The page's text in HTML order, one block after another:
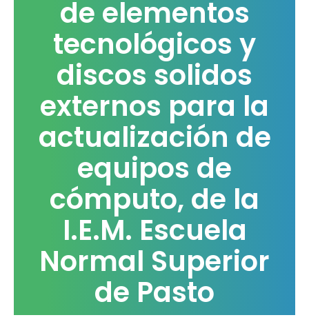
de elementos
tecnológicos y
discos solidos
externos para la
actualización de
equipos de
cómputo, de la
I.E.M. Escuela
Normal Superior
de Pasto